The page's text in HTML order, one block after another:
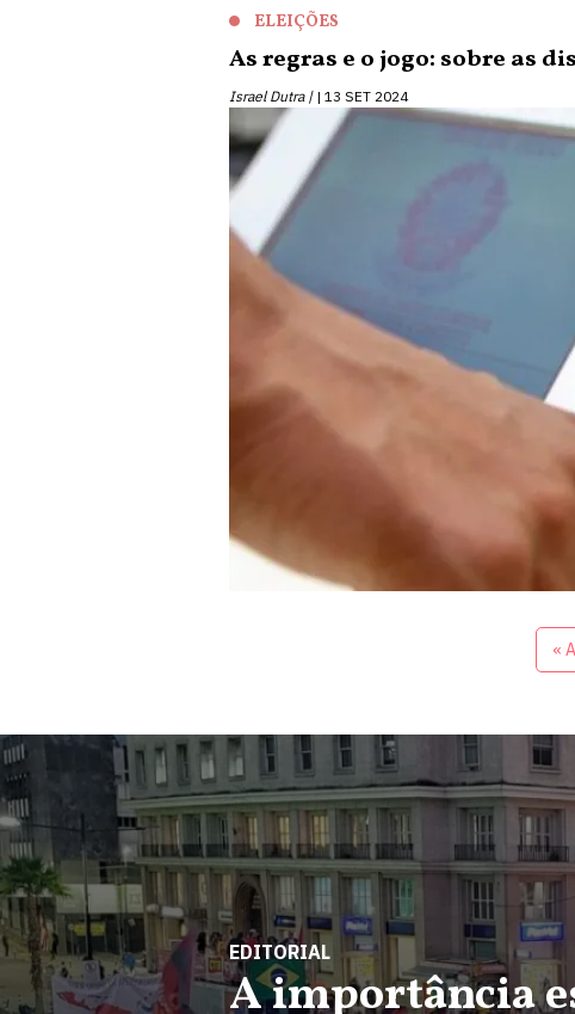
ELEIÇÕES
As regras e o jogo: sobre as
Israel Dutra | 13 SET 2024
«
EDITORIAL
A importância